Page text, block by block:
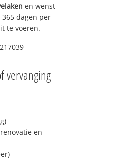
en wenst
dagen per
te voeren.
vervanging
en